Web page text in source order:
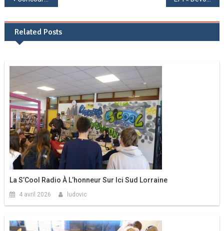
de
l’article
Related Posts
La S’Cool Radio À L’honneur Sur Ici Sud Lorraine
4 avril 2026 ludovic